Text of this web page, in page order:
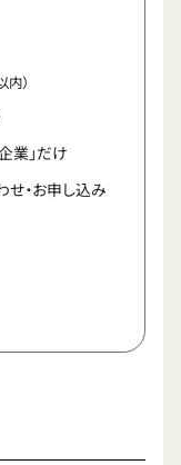
）
業」だけ
・お申し込み